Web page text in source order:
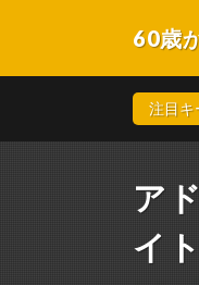
60歳
不明な
注目キ
ア
イ